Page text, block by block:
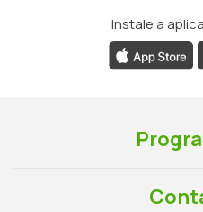
Instale a